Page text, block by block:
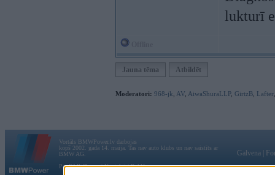
lukturī
Jauna tēma Atbildēt
Moderatori: 968-jk AV AiwaShuraLLP, GirtzB Lafter
Vortāls BMWPower.lv darbojas
kopš 2002. gada 14. maija. Tas nav auto klubs un nav saistīts ar
BMW AG.
Par BMWPower|Kontakti|Reklāma
Galvena